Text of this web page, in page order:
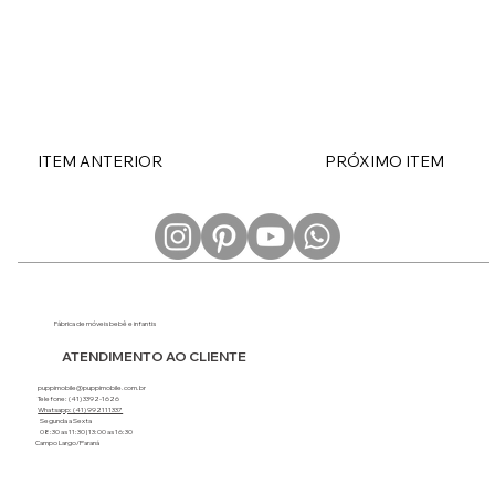
ITEM ANTERIOR PRÓXIMO ITEM
Fábrica de móveis bebê e infantis
puppimobile@puppimobile.com.br
Telefone: (41) 3392-1626
Whatsapp: (41) 992111337
Segunda a Sexta
08:30 as 11:30 | 13:00 as 16:30
Campo Largo/Paraná
ATENDIMENTO AO CLIENTE